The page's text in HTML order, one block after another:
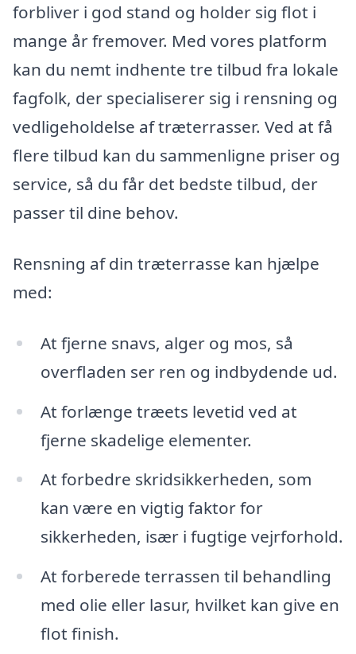
forbliver i god stand og holder sig flot i
mange år fremover. Med vores platform
kan du nemt indhente tre tilbud fra lokale
fagfolk, der specialiserer sig i rensning og
vedligeholdelse af træterrasser. Ved at få
flere tilbud kan du sammenligne priser og
service, så du får det bedste tilbud, der
passer til dine behov.
Rensning af din træterrasse kan hjælpe
med:
At fjerne snavs, alger og mos, så
overfladen ser ren og indbydende ud.
At forlænge træets levetid ved at
fjerne skadelige elementer.
At forbedre skridsikkerheden, som
kan være en vigtig faktor for
sikkerheden, især i fugtige vejrforhold.
At forberede terrassen til behandling
med olie eller lasur, hvilket kan give en
flot finish.